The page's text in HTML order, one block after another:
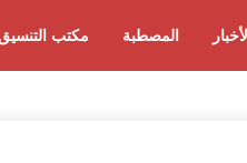
مكتب المصطبة